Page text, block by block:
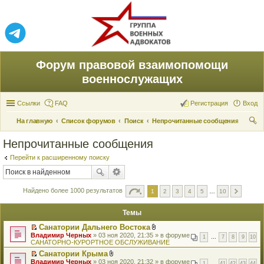
Форум правовой взаимопомощи
военнослужащих
Ссылки FAQ Вход
Регистрация
На главную Список форумов Поиск
Непрочитанные сообщения
Непрочитанные сообщения
Перейти к расширенному поиску
Найдено более 1000 результатов 1 2 3 4 5 10
Темы
П
е
р
е
й
Санатории Дальнего Востока
В
л
о
е
1 7 8 9 10
Владимир Черных » 03 ноя 2020, 21:35 » в форуме
САНАТОРНО-КУРОРТНОЕ ОБСЛУЖИВАНИЕ
П
Санатории Крыма
В
Владимир Черных » 03 ноя 2020, 21:32 » в форуме